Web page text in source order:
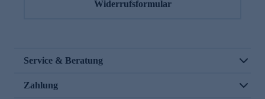
Widerrufsformular
Service & Beratung
Zahlung